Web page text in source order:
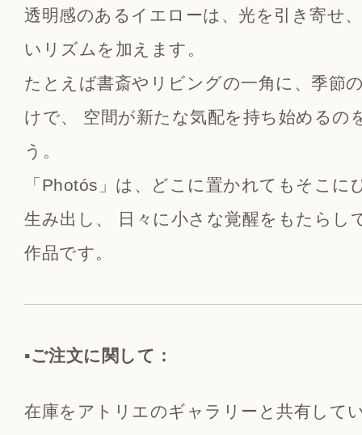
透明感のあるイエローは、光を引き寄せ
いリズムを加えます。
たとえば書斎やリビングの一角に、季節
けで、 空間が新たな気配を持ち始めるの
う。
「Photós」は、どこに置かれてもそこに
生み出し、 日々に小さな覚醒をもたらし
作品です。
▪️ご注文に関して：
在庫をアトリエのギャラリーと共有して